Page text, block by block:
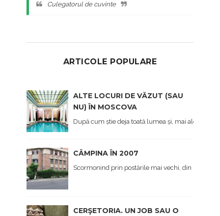
Culegatorul de cuvinte
ARTICOLE POPULARE
ALTE LOCURI DE VĂZUT (SAU
NU) ÎN MOSCOVA
După cum știe deja toată lumea și, mai ales cei
CÂMPINA ÎN 2007
Scormonind prin postările mai vechi, din prima
CERŞETORIA. UN JOB SAU O